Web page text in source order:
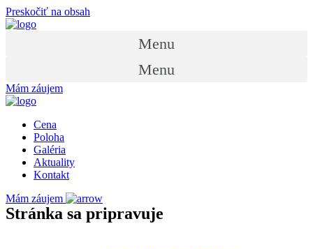
Preskočiť na obsah
Menu
Menu
Mám záujem
Cena
Poloha
Galéria
Aktuality
Kontakt
Mám záujem
Stránka sa pripravuje